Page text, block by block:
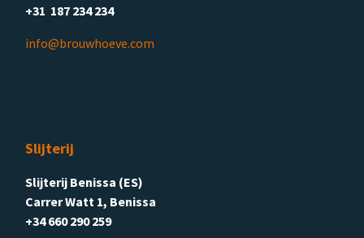
+31 187 234 234
info@brouwhoeve.com
Slijterij
Slijterij Benissa (ES)
Carrer Watt 1, Benissa
+34 660 290 259